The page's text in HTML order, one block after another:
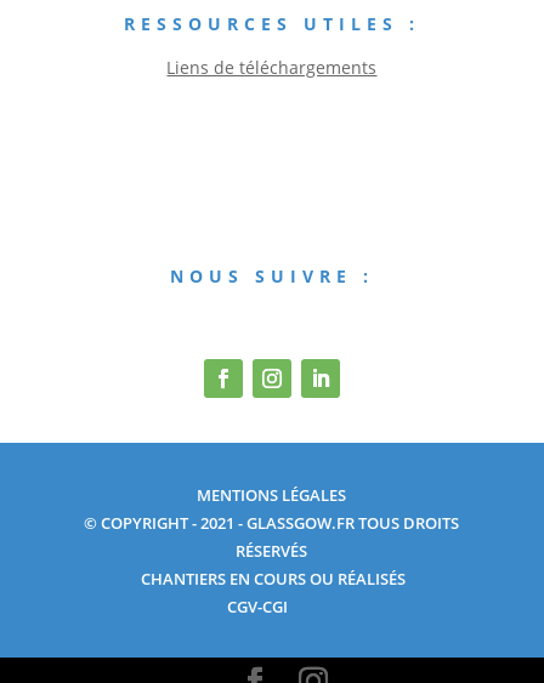
RESSOURCES UTILES :
Liens de téléchargements
NOUS SUIVRE :
MENTIONS LÉGALES
© COPYRIGHT - 2021 - GLASSGOW.FR TOUS DROITS
RÉSERVÉS
CHANTIERS EN COURS OU RÉALISÉS
CGV-CGI